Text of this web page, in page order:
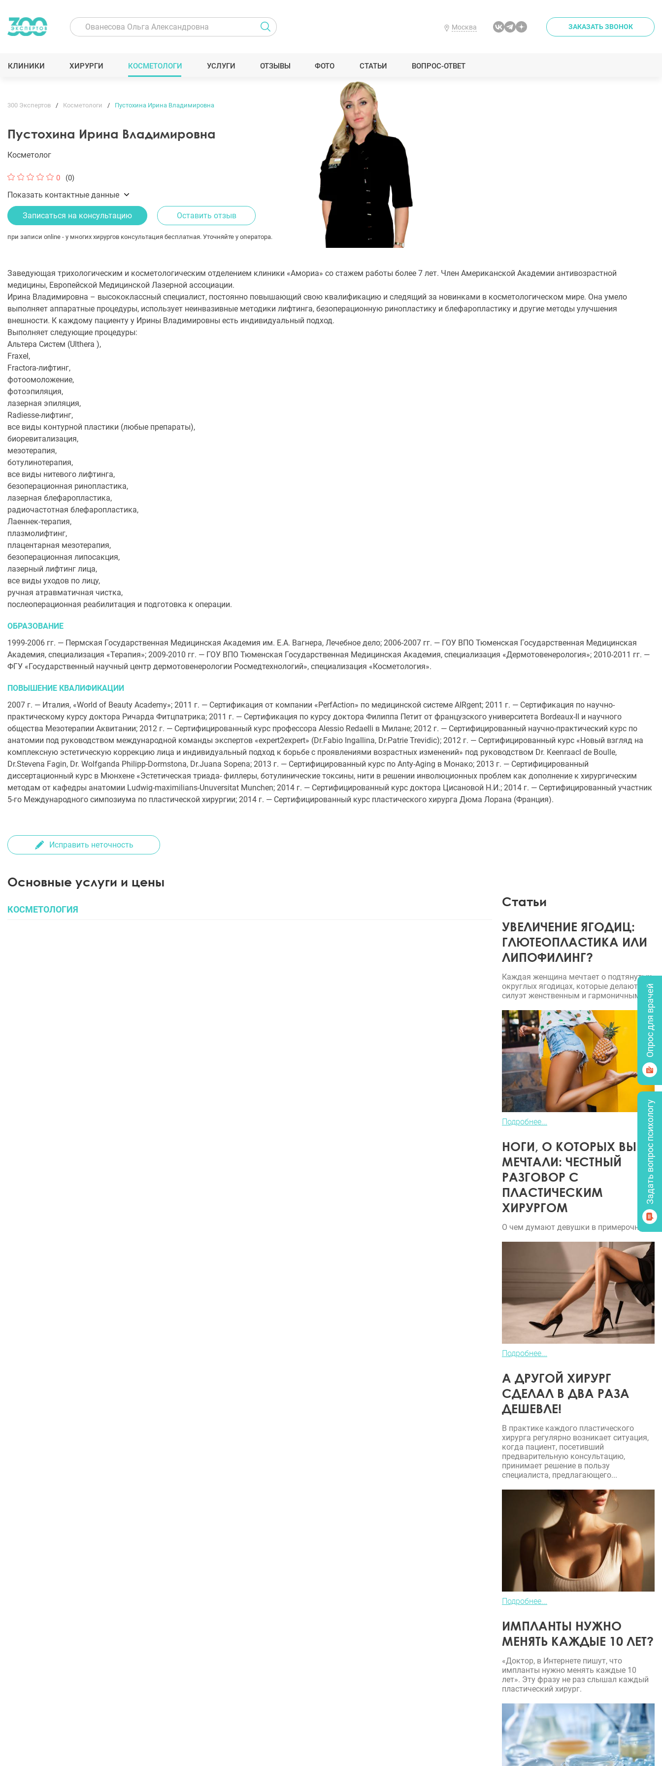
Москва ЗАКАЗАТЬ ЗВОНОК
КЛИНИКИ ХИРУРГИ КОСМЕТОЛОГИ УСЛУГИ ОТЗЫВЫ ФОТО СТАТЬИ ВОПРОС-ОТВЕТ
300 Экспертов Косметологи Пустохина Ирина Владимировна
Пустохина Ирина Владимировна
Косметолог
0 (0)
Показать контактные данные
Записаться на консультацию Оставить отзыв
при записи online - у многих хирургов консультация бесплатная. Уточняйте у оператора.
Заведующая трихологическим и косметологическим отделением клиники «Амориа» со стажем работы более 7 лет. Член Американской Академии антивозрастной
медицины, Европейской Медицинской Лазерной ассоциации.
Ирина Владимировна – высококлассный специалист, постоянно повышающий свою квалификацию и следящий за новинками в косметологическом мире. Она умело
выполняет аппаратные процедуры, использует неинвазивные методики лифтинга, безоперационную ринопластику и блефаропластику и другие методы улучшения
внешности. К каждому пациенту у Ирины Владимировны есть индивидуальный подход.
Выполняет следующие процедуры:
Альтера Систем (Ulthera ),
Fraxel,
Fractora-лифтинг,
фотоомоложение,
фотоэпиляция,
лазерная эпиляция,
Radiesse-лифтинг,
все виды контурной пластики (любые препараты),
биоревитализация,
мезотерапия,
ботулинотерапия,
все виды нитевого лифтинга,
безоперационная ринопластика,
лазерная блефаропластика,
радиочастотная блефаропластика,
Лаеннек-терапия,
плазмолифтинг,
плацентарная мезотерапия,
безоперационная липосакция,
лазерный лифтинг лица,
все виды уходов по лицу,
ручная атравматичная чистка,
послеоперационная реабилитация и подготовка к операции.
ОБРАЗОВАНИЕ
1999-2006 гг. — Пермская Государственная Медицинская Академия им. Е.А. Вагнера, Лечебное дело; 2006-2007 гг. — ГОУ ВПО Тюменская Государственная Медицинская
Академия, специализация «Терапия»; 2009-2010 гг. — ГОУ ВПО Тюменская Государственная Медицинская Академия, специализация «Дермотовенерология»; 2010-2011 гг. —
ФГУ «Государственный научный центр дермотовенерологии Росмедтехнологий», специализация «Косметология».
ПОВЫШЕНИЕ КВАЛИФИКАЦИИ
2007 г. — Италия, «World of Beauty Academy»; 2011 г. — Сертификация от компании «PerfAction» по медицинской системе AIRgent; 2011 г. — Сертификация по научно-
практическому курсу доктора Ричарда Фитцпатрика; 2011 г. — Сертификация по курсу доктора Филиппа Петит от французского университета Bordeaux-II и научного
общества Мезотерапии Аквитании; 2012 г. — Сертифицированный курс профессора Alessio Redaelli в Милане; 2012 г. — Сертифицированный научно-практический курс по
анатомии под руководством международной команды экспертов «expert2expert» (Dr.Fabio Ingallina, Dr.Patrie Trevidic); 2012 г. — Сертифицированный курс «Новый взгляд на
комплексную эстетическую коррекцию лица и индивидуальный подход к борьбе с проявлениями возрастных изменений» под руководством Dr. Keenraacl de Boulle,
Dr.Stevena Fagin, Dr. Wolfganda Philipp-Dormstona, Dr.Juana Sopena; 2013 г. — Сертифицированный курс по Anty-Aging в Монако; 2013 г. — Сертифицированный
диссертационный курс в Мюнхене «Эстетическая триада- филлеры, ботулинические токсины, нити в решении инволюционных проблем как дополнение к хирургическим
методам от кафедры анатомии Ludwig-maximilians-Unuversitat Munchen; 2014 г. — Сертифицированный курс доктора Цисановой Н.И.; 2014 г. — Сертифицированный участник
5-го Международного симпозиума по пластической хирургии; 2014 г. — Сертифицированный курс пластического хирурга Дюма Лорана (Франция).
Исправить неточность
Основные услуги и цены
КОСМЕТОЛОГИЯ
Статьи
УВЕЛИЧЕНИЕ ЯГОДИЦ:
ГЛЮТЕОПЛАСТИКА ИЛИ
ЛИПОФИЛИНГ?
Каждая женщина мечтает о подтянутых,
округлых ягодицах, которые делают
силуэт женственным и гармоничным.
Подробнее...
НОГИ, О КОТОРЫХ ВЫ
МЕЧТАЛИ: ЧЕСТНЫЙ
РАЗГОВОР С
ПЛАСТИЧЕСКИМ
ХИРУРГОМ
О чем думают девушки в примерочной?
Подробнее...
А ДРУГОЙ ХИРУРГ
СДЕЛАЛ В ДВА РАЗА
ДЕШЕВЛЕ!
В практике каждого пластического
хирурга регулярно возникает ситуация,
когда пациент, посетивший
предварительную консультацию,
принимает решение в пользу
специалиста, предлагающего...
Подробнее...
ИМПЛАНТЫ НУЖНО
МЕНЯТЬ КАЖДЫЕ 10 ЛЕТ?
«Доктор, в Интернете пишут, что
импланты нужно менять каждые 10
лет». Эту фразу не раз слышал каждый
пластический хирург.
Опрос для врачей
Задать вопрос психологу